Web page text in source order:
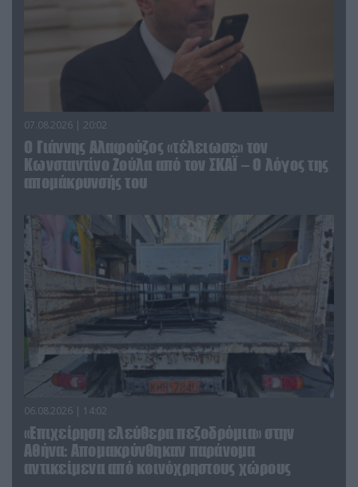
07.08.2026 | 20:02
Ο Γιάννης Αλαφούζος «τέλειωσε» τον
Κωνσταντίνο Ζούλα από τον ΣΚΑΪ – Ο λόγος της
απομάκρυνσής του
06.08.2026 | 14:02
«Επιχείρηση ελεύθερα πεζοδρόμια» στην
Αθήνα: Απομακρύνθηκαν παράνομα
αντικείμενα από κοινόχρηστους χώρους